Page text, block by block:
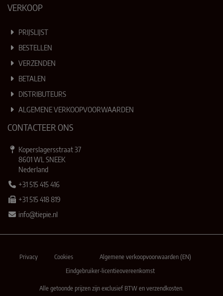
VERKOOP
PRIJSLIJST
BESTELLEN
VERZENDEN
BETALEN
DISTRIBUTEURS
ALGEMENE VERKOOPVOORWAARDEN
CONTACTEER ONS
Koperslagersstraat 37
8601 WL SNEEK
Nederland
+31 515 415 416
+31 515 418 819
info@tiepie.nl
Privacy Cookies
Algemene verkoopvoorwaarden (EN)
Eindgebruiker-licentieovereenkomst
Alle getoonde prijzen zijn exclusief BTW en verzendkosten.